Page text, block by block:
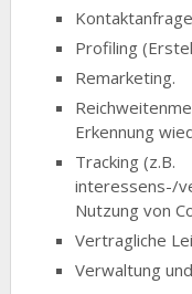
Profiling
Remarketing.
Erkennung
Tracking (z.B.
interessens-/
Nutzung von
Vertragliche
Verwaltung